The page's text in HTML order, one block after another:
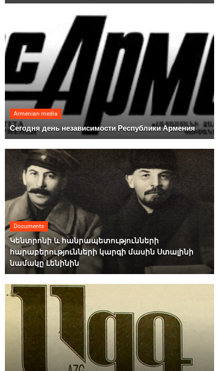
Armenian media
Сегодня день независимости Республики Армения
Documents
Կենտրոնի և հանրապետությունների
հարաբերությունների կարգի մասին Ստալինի
նամակը Լենինին